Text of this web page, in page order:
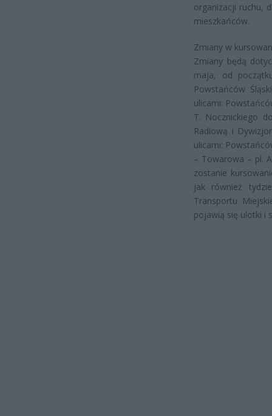
organizacji ruchu,
mieszkańców.
Zmiany w
Zmiany będą
maja, od
Powstańców
ulicami:
T. Nocznickiego
Radiową i
ulicami:
– Towarowa – pl.
zostanie
jak również
Transportu
pojawią się ulotki i